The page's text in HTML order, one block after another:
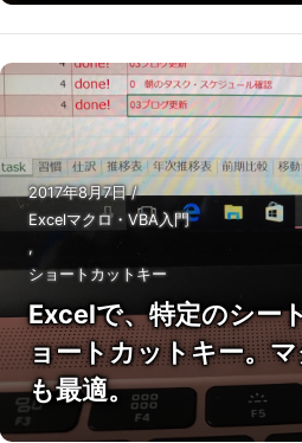
2017年8月7日/
Excelマクロ・VBA入門
,
ショートカットキー
Excelで、特定のシー
ョートカットキー。
も最適。